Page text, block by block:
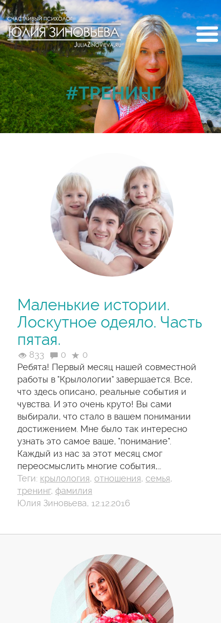
#ТРЕНИНГ
Маленькие истории.
Лоскутное одеяло. Часть
пятая.
833 0
0
Ребята! Первый месяц нашей совместной
работы в "Крылологии" завершается. Все,
что здесь описано, реальные события и
чувства. И это очень круто! Вы сами
выбирали, что стало в вашем понимании
достижением. Мне было так интересно
узнать это самое ваше, "понимание".
Каждый из нас за этот месяц смог
переосмыслить многие события,…
Теги: крылология, отношения, семья,
тренинг, фамилия
Юлия Зиновьева, 12.12.2016